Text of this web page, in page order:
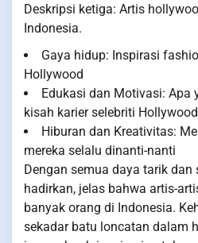
Deskripsi ketiga: Artis
Indonesia.
Gaya hidup: Inspirasi
Hollywood
Edukasi dan Motivasi: Apa
kisah karier selebriti Hollywood
Hiburan dan Kreativitas:
mereka selalu dinanti-nanti
Dengan semua daya tarik dan
hadirkan, jelas bahwa artis-
banyak orang di Indonesia.
sekadar batu loncatan dalam